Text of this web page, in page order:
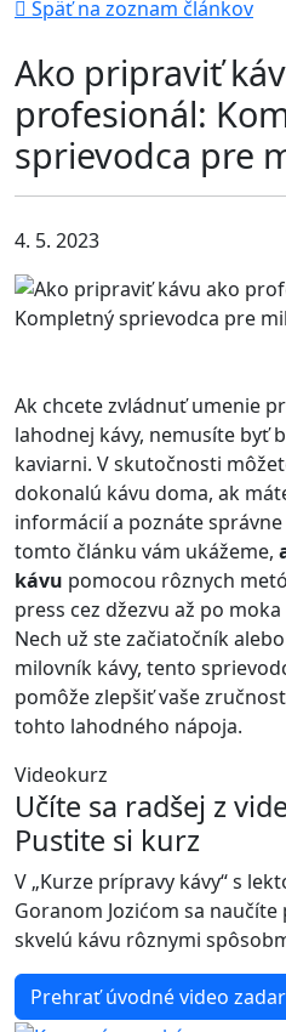
Späť na zoznam článkov
Ako pripraviť
profesionál:
sprievodca pre
4. 5. 2023
Ak chcete zvládnuť umenie
lahodnej kávy, nemusíte byť
kaviarni. V skutočnosti
dokonalú kávu doma, ak
informácií a poznáte správne
tomto článku vám ukážeme,
kávu pomocou rôznych
press cez džezvu až po
Nech už ste začiatočník
milovník kávy, tento
pomôže zlepšiť vaše
tohto lahodného nápoja.
Videokurz
Učíte sa radšej z
Pustite si kurz
V „Kurze prípravy kávy“ s
Goranom Jozićom sa
skvelú kávu rôznymi
Prehrať úvodné video